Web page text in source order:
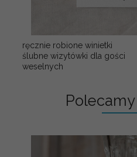
ręcznie robione winietki
ślubne wizytówki dla gości
weselnych